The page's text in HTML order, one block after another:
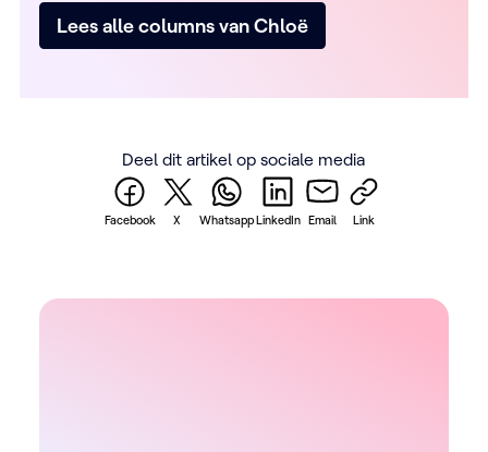
Lees alle columns van Chloë
Deel dit artikel op sociale media
Facebook X WhatsappLinkedIn Email Link